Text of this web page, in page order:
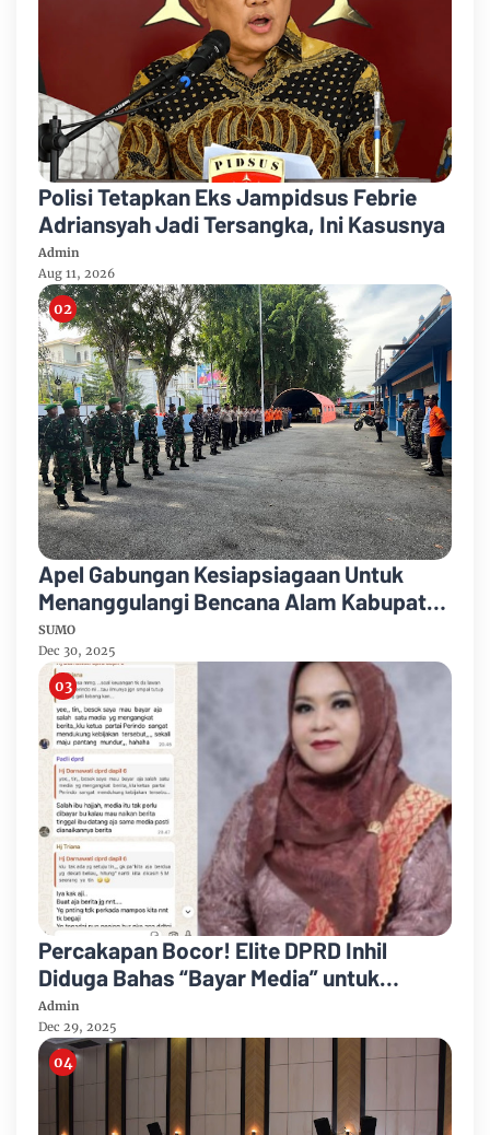
Polisi Tetapkan Eks Jampidsus Febrie
Adriansyah Jadi Tersangka, Ini Kasusnya
Admin
Aug 11, 2026
Apel Gabungan Kesiapsiagaan Untuk
Menanggulangi Bencana Alam Kabupaten
Bengkalis
SUMO
Dec 30, 2025
Percakapan Bocor! Elite DPRD Inhil
Diduga Bahas “Bayar Media” untuk
Dukung Kebijakan
Admin
Dec 29, 2025